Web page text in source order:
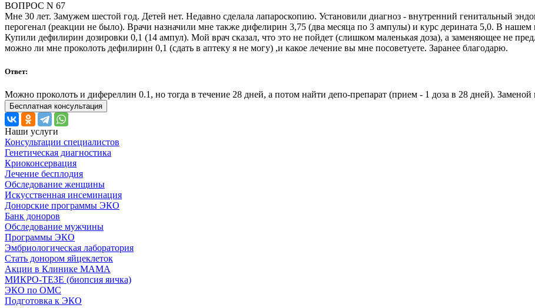
ВОПРОС N 67
Мне 30 лет. Замужем шестой год. Детей нет. Недавно сделала лапароскопию. Установили диагноз - внутренний генитальный
перогенал (реакции не было). Врачи назначили мне также дифелирин 3,75 (два месяца по 3 ампулы) и курс дерината 5,0. В
Купили дефилирин дозировки 0,1 (14 ампул). Мой врач сказал, что это не пойдет (слишком маленькая доза), а заменяющее не
можно ли мне проколоть дефилирин 0,1 (сдать в аптеку я не могу) ,и какое лечение вы мне посоветуете. Заранее благодарю.
Ответ:
Можно проколоть и дифереллин 0.1, но тогда в течение 28 дней, а потом найти депо-препарат (прием - 1 доза в 28 дней). Заменой
Бесплатная консультация
Наши услуги
Консультации специалистов
Генетическая диагностика
Криоконсервация
Лечение бесплодия
Обследование женщины
Искусственная инсеминация
Донорские программы ЭКО
Банк доноров
Обследование мужчины
Программы ЭКО
Эмбриологическая лаборатория
Стать донором яйцеклеток
Акции в Клинике МАМА
МИКРО-ТЕЗЕ (биопсия яичка)
ЭКО по ОМС
Подготовка к ЭКО